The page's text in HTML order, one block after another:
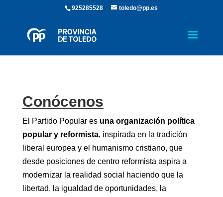
925285528 toledo@pp.es
Conócenos
El Partido Popular es una organización política
popular y reformista, inspirada en la tradición
liberal europea y el humanismo cristiano, que
desde posiciones de centro reformista aspira a
modernizar la realidad social haciendo que la
libertad, la igualdad de oportunidades, la